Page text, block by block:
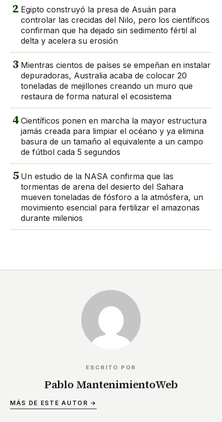
2 Egipto construyó la presa de Asuán para
controlar las crecidas del Nilo, pero los científicos
confirman que ha dejado sin sedimento fértil al
delta y acelera su erosión
3 Mientras cientos de países se empeñan en instalar
depuradoras, Australia acaba de colocar 20
toneladas de mejillones creando un muro que
restaura de forma natural el ecosistema
4 Científicos ponen en marcha la mayor estructura
jamás creada para limpiar el océano y ya elimina
basura de un tamaño al equivalente a un campo
de fútbol cada 5 segundos
5 Un estudio de la NASA confirma que las
tormentas de arena del desierto del Sahara
mueven toneladas de fósforo a la atmósfera, un
movimiento esencial para fertilizar el amazonas
durante milenios
ESCRITO POR
Pablo MantenimientoWeb
MÁS DE ESTE AUTOR →